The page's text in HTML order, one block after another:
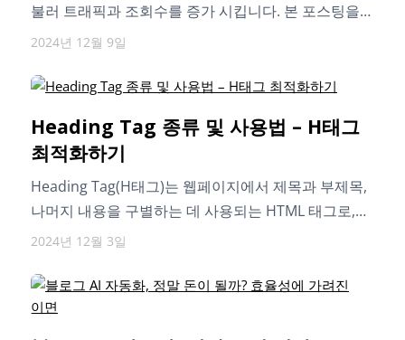
불러 트래픽과 조회수를 증가 시킵니다. 본 포스팅을
통해 클릭하고 싶은 제목의…
2024년 12월 9일
Heading Tag 종류 및 사용법 – H태그
최적화하기
Heading Tag(H태그)는 웹페이지에서 제목과 부제목,
나머지 내용을 구별하는 데 사용되는 HTML 태그로,
H1에서 H6까지 있습니다. 주로 중요도에 따라…
2024년 12월 3일